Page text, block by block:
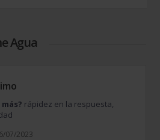
Agua
rápidez en la respuesta,
07/2023